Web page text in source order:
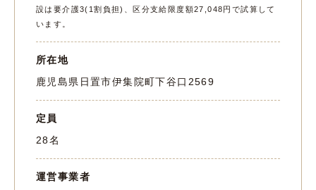
設は要介護3(1割負担)、区分支給限度額27,048円で試算して
います。
所在地
鹿児島県日置市伊集院町下谷口2569
定員
28名
運営事業者